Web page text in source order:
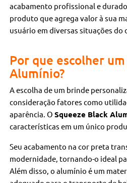
acabamento profissional e
produto que agrega valor à sua
usuário em diversas situações do
Por que escolher
Alumínio?
A escolha de um brinde
consideração fatores como
aparência. OSqueeze Black
características em um único
Seu acabamento na cor preta
modernidade, tornando-o ideal
Além disso, o alumínio é um